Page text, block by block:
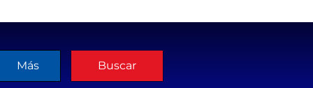
Más Buscar